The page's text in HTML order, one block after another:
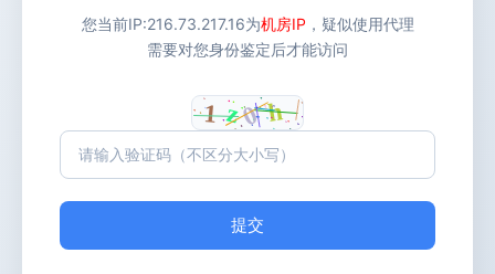
您当前IP:216.73.217.16为机房IP ，疑似使用代理
需要对您身份鉴定后才能访问
提交